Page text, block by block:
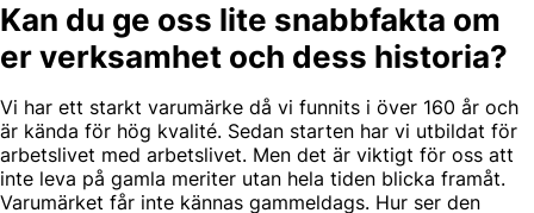
Kan du ge oss lite snabbfakta om
er verksamhet och dess historia?
Vi har ett starkt varumärke då vi funnits i över 160 år och
är kända för hög kvalité. Sedan starten har vi utbildat för
arbetslivet med arbetslivet. Men det är viktigt för oss att
inte leva på gamla meriter utan hela tiden blicka framåt.
Varumärket får inte kännas gammeldags. Hur ser den